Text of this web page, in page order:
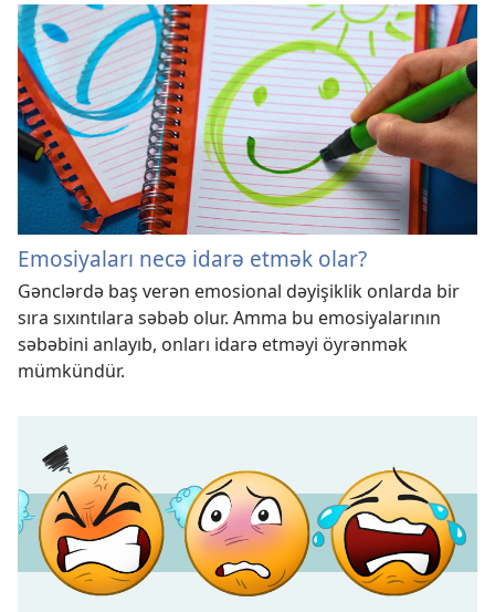
Emosiyaları necə idarə etmək olar?
Gənclərdə baş verən emosional dəyişiklik onlarda bir
sıra sıxıntılara səbəb olur. Amma bu emosiyalarının
səbəbini anlayıb, onları idarə etməyi öyrənmək
mümkündür.